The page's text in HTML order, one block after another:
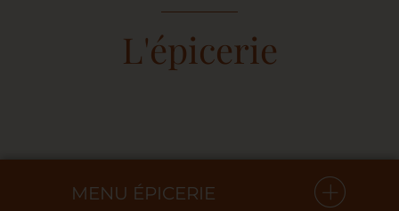
L'épicerie
MENU ÉPICERIE